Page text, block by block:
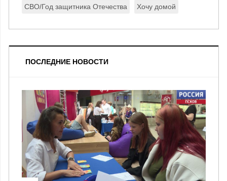
СВО/Год защитника Отечества Хочу домой
ПОСЛЕДНИЕ НОВОСТИ